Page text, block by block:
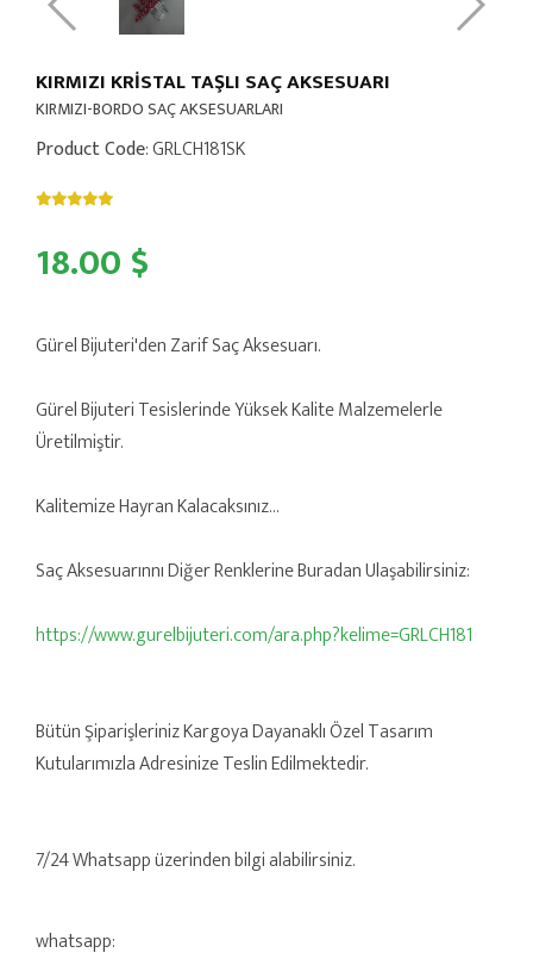
KIRMIZI KRİSTAL TAŞLI SAÇ AKSESUARI
KIRMIZI-BORDO SAÇ AKSESUARLARI
Product Code: GRLCH181SK
18.00 $
Gürel Bijuteri'den Zarif Saç Aksesuarı.
Gürel Bijuteri Tesislerinde Yüksek Kalite Malzemelerle
Üretilmiştir.
Kalitemize Hayran Kalacaksınız...
Saç Aksesuarınnı Diğer Renklerine Buradan Ulaşabilirsiniz:
https://www.gurelbijuteri.com/ara.php?kelime=GRLCH181
Bütün Şiparişleriniz Kargoya Dayanaklı Özel Tasarım
Kutularımızla Adresinize Teslin Edilmektedir.
7/24 Whatsapp üzerinden bilgi alabilirsiniz.
whatsapp: